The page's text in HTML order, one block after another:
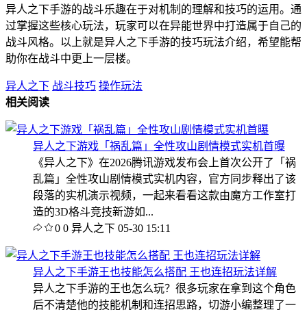
异人之下手游的战斗乐趣在于对机制的理解和技巧的运用。通
过掌握这些核心玩法，玩家可以在异能世界中打造属于自己的
战斗风格。以上就是异人之下手游的技巧玩法介绍，希望能帮
助你在战斗中更上一层楼。
异人之下 战斗技巧 操作玩法
相关阅读
异人之下游戏「祸乱篇」全性攻山剧情模式实机首曝
《异人之下》在2026腾讯游戏发布会上首次公开了「祸
乱篇」全性攻山剧情模式实机内容，官方同步释出了该
段落的实机演示视频，一起来看看这款由魔方工作室打
造的3D格斗竞技新游如...
0 0 异人之下 05-30 15:11
异人之下手游王也技能怎么搭配 王也连招玩法详解
异人之下手游的王也怎么玩？很多玩家在拿到这个角色
后不清楚他的技能机制和连招思路，切游小编整理了一